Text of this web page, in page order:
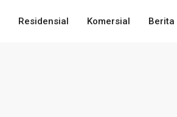
Residensial Komersial Berita